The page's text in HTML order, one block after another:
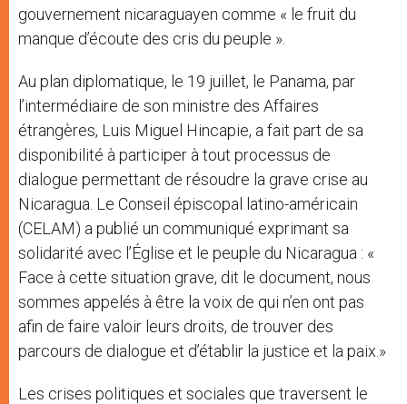
gouvernement nicaraguayen comme « le fruit du
manque d’écoute des cris du peuple ».
Au plan diplomatique, le 19 juillet, le Panama, par
l’intermédiaire de son ministre des Affaires
étrangères, Luis Miguel Hincapie, a fait part de sa
disponibilité à participer à tout processus de
dialogue permettant de résoudre la grave crise au
Nicaragua. Le Conseil épiscopal latino-américain
(CELAM) a publié un communiqué exprimant sa
solidarité avec l’Église et le peuple du Nicaragua : «
Face à cette situation grave, dit le document, nous
sommes appelés à être la voix de qui n’en ont pas
afin de faire valoir leurs droits, de trouver des
parcours de dialogue et d’établir la justice et la paix.»
Les crises politiques et sociales que traversent le